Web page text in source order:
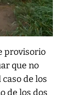
provisorio
que no
de los
de los dos